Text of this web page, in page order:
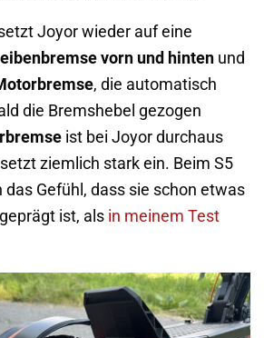
Joyor wieder auf eine
vorn und hinten und
, die automatisch
die Bremshebel gezogen
ist bei Joyor durchaus
ziemlich stark ein. Beim S5
das Gefühl, dass sie schon etwas
ist, als in meinem Test